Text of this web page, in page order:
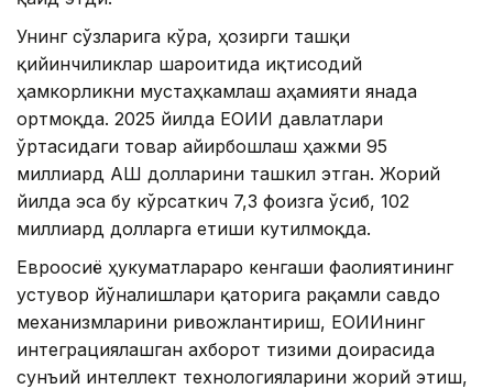
Унинг сўзларига кўра, ҳозирги ташқи
қийинчиликлар шароитида иқтисодий
ҳамкорликни мустаҳкамлаш аҳамияти янада
ортмоқда. 2025 йилда ЕОИИ давлатлари
ўртасидаги товар айирбошлаш ҳажми 95
миллиард АҚШ долларини ташкил этган. Жорий
йилда эса бу кўрсаткич 7,3 фоизга ўсиб, 102
миллиард долларга етиши кутилмоқда.
Евроосиё ҳукуматлараро кенгаши фаолиятининг
устувор йўналишлари қаторига рақамли савдо
механизмларини ривожлантириш, ЕОИИнинг
интеграциялашган ахборот тизими доирасида
сунъий интеллект технологияларини жорий этиш,